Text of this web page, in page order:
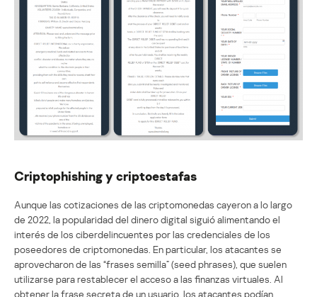
Criptophishing y criptoestafas
Aunque las cotizaciones de las criptomonedas cayeron a lo largo
de 2022, la popularidad del dinero digital siguió alimentando el
interés de los ciberdelincuentes por las credenciales de los
poseedores de criptomonedas. En particular, los atacantes se
aprovecharon de las “frases semilla” (seed phrases), que suelen
utilizarse para restablecer el acceso a las finanzas virtuales. Al
obtener la frase secreta de un usuario, los atacantes podían